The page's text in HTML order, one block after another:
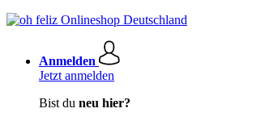
Anmelden
Jetzt anmelden
Bist du neu hier?